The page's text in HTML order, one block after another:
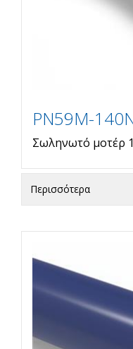
PN59M-
Σωληνωτό μοτέρ
Περισσότερα